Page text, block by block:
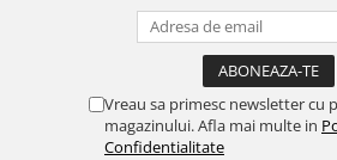
Vreau sa primesc newsletter cu
magazinului. Afla mai multe in
Confidentialitate